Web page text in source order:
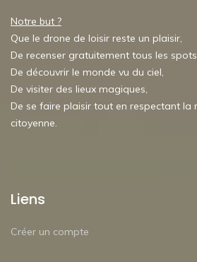
Notre but ?
Que le drone de loisir reste un plaisir,
De recenser gratuitement tous les
De découvrir le monde vu du ciel,
De visiter des lieux magiques,
De se faire plaisir tout en respectant la
citoyenne.
Liens
Créer un compte